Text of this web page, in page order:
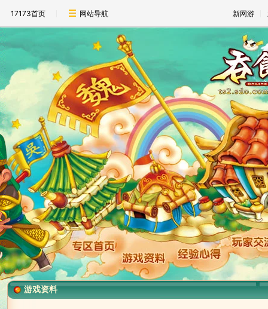
17173首页 网站导航 新网游
游戏资料